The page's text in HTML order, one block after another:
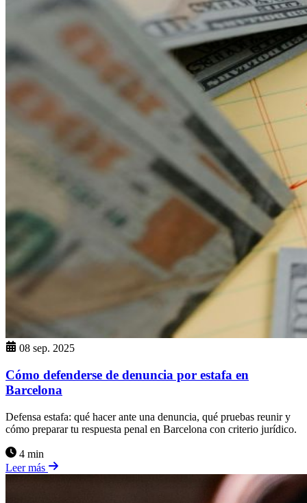
08 sep. 2025
Cómo defenderse de denuncia por estafa en
Barcelona
Defensa estafa: qué hacer ante una denuncia, qué pruebas reunir y
cómo preparar tu respuesta penal en Barcelona con criterio jurídico.
4 min
Leer más